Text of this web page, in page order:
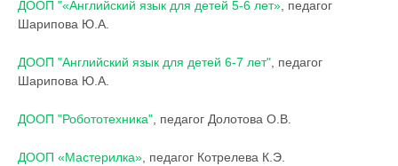
ДООП "«Английский язык для детей 5-6 лет», педагог
Шарипова Ю.А.
ДООП "Английский язык для детей 6-7 лет", педагог
Шарипова Ю.А.
ДООП "Робототехника", педагог Долотова О.В.
ДООП «Мастерилка», педагог Котрелева К.Э.